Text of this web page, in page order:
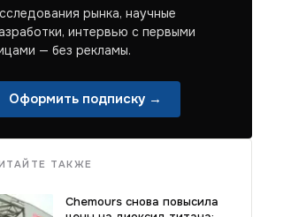
рынка, научные
интервью с первыми
— без рекламы.
Оформить подписку →
ТАКЖЕ
Chemours снова повысила